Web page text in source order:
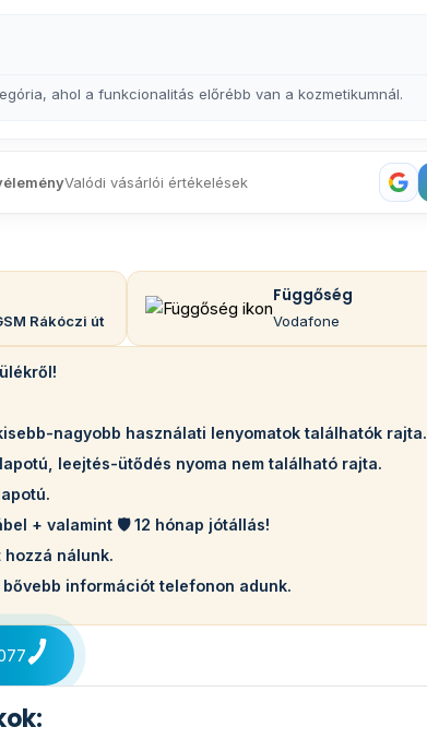
ahol a funkcionalitás előrébb van a kozmetikumnál.
Valódi vásárlói értékelések
Rákóczi út
Függőség
Vodafone
nagyobb használati lenyomatok találhatók rajta.
leejtés-ütődés nyoma nem található rajta.
+ valamint 🛡️ 12 hónap jótállás!
nálunk.
információt telefonon adunk.